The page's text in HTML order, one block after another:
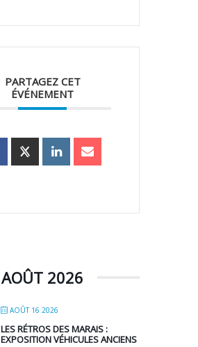
PARTAGEZ CET
ÉVÉNEMENT
AOÛT 2026
AOÛT 16 2026
LES RÉTROS DES MARAIS :
EXPOSITION VÉHICULES ANCIENS